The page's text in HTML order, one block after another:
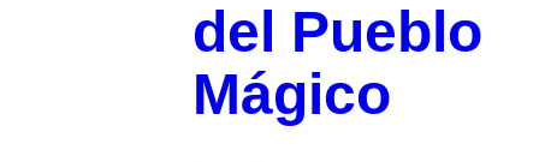
del Pueblo
Mágico